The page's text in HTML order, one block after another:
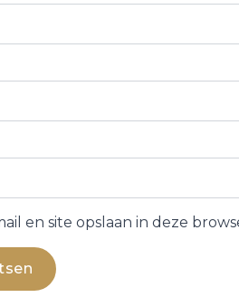
en site opslaan in deze